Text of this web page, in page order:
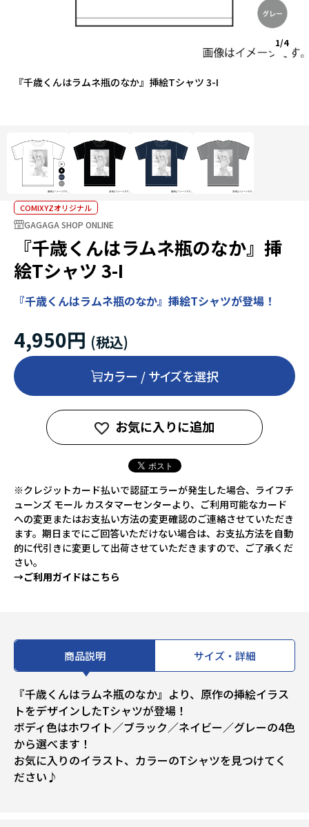
『千歳くんはラムネ瓶のなか』挿絵Tシャツ 3-I
1/4
COMIXYZオリジナル
GAGAGA SHOP ONLINE
『千歳くんはラムネ瓶のなか』挿
絵Tシャツ 3-I
『千歳くんはラムネ瓶のなか』挿絵Tシャツが登場！
4,950円
カラー / サイズを選択
お気に入りに追加
※クレジットカード払いで認証エラーが発生した場合、ライフチ
ューンズ モール カスタマーセンターより、ご利用可能なカード
への変更またはお支払い方法の変更確認のご連絡させていただき
ます。期日までにご回答いただけない場合は、お支払方法を自動
的に代引きに変更して出荷させていただきますので、ご了承くだ
さい。
→ご利用ガイドはこちら
商品説明 サイズ・詳細
『千歳くんはラムネ瓶のなか』より、原作の挿絵イラス
トをデザインしたTシャツが登場！
ボディ色はホワイト／ブラック／ネイビー／グレーの4色
から選べます！
お気に入りのイラスト、カラーのTシャツを見つけてく
ださい♪